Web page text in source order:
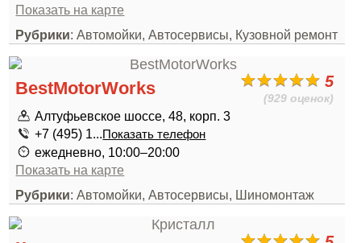
Показать на карте
Рубрики: Автомойки, Автосервисы, Кузовной ремонт
5
(929 оценок)
BestMotorWorks
Алтуфьевское шоссе, 48, корп. 3
+7 (495) 1...Показать телефон
ежедневно, 10:00–20:00
Показать на карте
Рубрики: Автомойки, Автосервисы, Шиномонтаж